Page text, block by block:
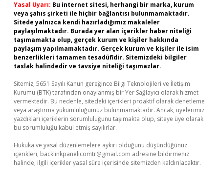
Yasal Uyarı: Bu internet sitesi, herhangi bir marka, kurum
veya şahıs şirketi ile hiçbir bağlantısı bulunmamaktadır.
Sitede yalnızca kendi hazırladığımız makaleler
paylaşılmaktadır. Burada yer alan içerikler haber niteliği
taşımamakta olup, gerçek kurum ve kişiler hakkında
paylaşım yapılmamaktadır. Gerçek kurum ve kişiler ile isim
benzerlikleri tamamen tesadüfidir. Sitemizdeki bilgiler
taslak halindedir ve tavsiye niteliği taşımazlar.
Sitemiz, 5651 Sayılı Kanun gereğince Bilgi Teknolojileri ve İletişim
Kurumu (BTK) tarafından onaylanmış bir Yer Sağlayıcı olarak hizmet
vermektedir. Bu nedenle, sitedeki içerikleri proaktif olarak denetleme
veya araştırma yükümlülüğümüz bulunmamaktadır. Ancak, üyelerimiz
yazdıkları içeriklerin sorumluluğunu taşımakta olup, siteye üye olarak
bu sorumluluğu kabul etmiş sayılırlar.
Hukuka ve yasal düzenlemelere aykırı olduğunu düşündüğünüz
içerikleri, backlinkpanelicomtr@gmail.com adresine bildirmeniz
halinde, ilgili içerikler yasal süre içerisinde sitemizden kaldırılacaktır.